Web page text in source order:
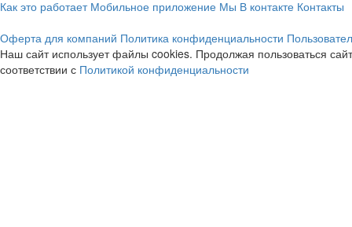
Как это работает Мобильное приложение Мы В контакте Контакты
Оферта для компаний Политика конфиденциальности
Наш сайт использует файлы cookies. Продолжая пользоваться
соответствии с Политикой конфиденциальности